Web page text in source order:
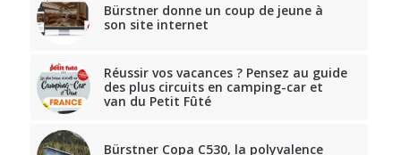
Bürstner donne un coup de jeune à
son site internet
Réussir vos vacances ? Pensez au guide
des plus circuits en camping-car et
van du Petit Fûté
Bürstner Copa C530, la polyvalence